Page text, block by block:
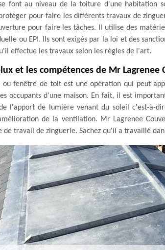
font au niveau de la toiture d'une habitation
pour faire les différents travaux de
pour faire les tâches. Il utilise des
ou EPI. Ils sont exigés par la loi et des
effectue les travaux selon les règles de l'art.
et les compétences de Mr Lagrenee
ou fenêtre de toit est une opération qui peut
occupants d'une maison. En fait, il est
l'apport de lumière venant du soleil c'est-à-
de la ventilation. Mr Lagrenee
de travail de zinguerie. Sachez qu'il a travaillé